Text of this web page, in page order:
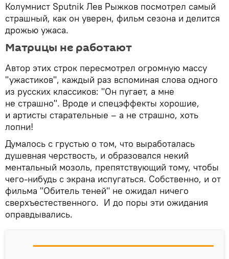
Колумнист Sputnik Лев Рыжков посмотрел самый
страшный, как он уверен, фильм сезона и делится
дрожью ужаса.
Матрицы не работают
Автор этих строк пересмотрел огромную массу
"ужастиков", каждый раз вспоминая слова одного
из русских классиков: "Он пугает, а мне
не страшно". Вроде и спецэффекты хорошие,
и артисты старательные – а не страшно, хоть
лопни!
Думалось с грустью о том, что выработалась
душевная черствость, и образовался некий
ментальный мозоль, препятствующий тому, чтобы
чего-нибудь с экрана испугаться. Собственно, и от
фильма "Обитель теней" не ожидал ничего
сверхъестественного. И до поры эти ожидания
оправдывались.